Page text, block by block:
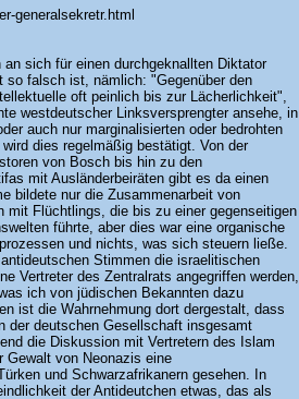
generalsekretr.html
sich für einen durchgeknallten Diktator
so falsch ist, nämlich: "Gegenüber den
oft peinlich bis zur Lächerlichkeit",
westdeutscher Linksversprengter ansehe, in
auch nur marginalisierten oder bedrohten
dies regelmäßig bestätigt. Von der
von Bosch bis hin zu den
mit Ausländerbeiräten gibt es da einen
bildete nur die Zusammenarbeit von
mit Flüchtlings, die bis zu einer gegenseitigen
führte, aber dies war eine organische
und nichts, was sich steuern ließe.
Stimmen die israelitischen
Vertreter des Zentralrats angegriffen werden,
ich von jüdischen Bekannten dazu
ist die Wahrnehmung dort dergestalt, dass
der deutschen Gesellschaft insgesamt
die Diskussion mit Vertretern des Islam
Gewalt von Neonazis eine
und Schwarzafrikanern gesehen. In
der Antideutchen etwas, das als